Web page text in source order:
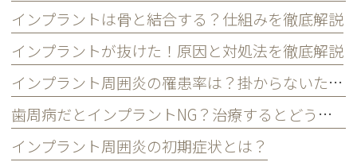
インプラントは骨と結合する？仕組みを徹底解説
インプラントが抜けた！原因と対処法を徹底解説
インプラント周囲炎の罹患率は？掛からないための3つの習慣
歯周病だとインプラントNG？治療するとどうなる？
インプラント周囲炎の初期症状とは？